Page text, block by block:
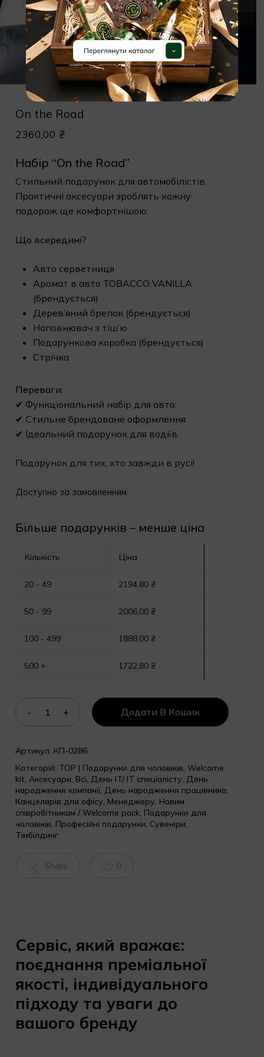
On the Road
2360,00 ₴
Набір “On the Road”
Стильний подарунок для автомобілістів.
Практичні аксесуари зроблять кожну
подорож ще комфортнішою.
Що всередині?
Авто серветниця
Аромат в авто TOBACCO VANILLA
(брендується)
Дерев’яний брелок (брендується)
Наповнювач з тіш’ю
Подарункова коробка (брендується)
Стрічка
Переваги:
✔ Функціональний набір для авто.
✔ Стильне брендоване оформлення.
✔ Ідеальний подарунок для водіїв.
Подарунок для тих, хто завжди в русі!
Доступно за замовленням
Більше подарунків – менше ціна
Кількість
20 - 49
50 - 99
100 - 499
500 +
Ціна
2194,80 ₴
2006,00 ₴
1888,00 ₴
1722,80 ₴
Додати В Кошик
Артикул: КП-0286
Категорій: TOP | Подарунки для чоловіків, Welcome
kit, Аксесуари, Всі, День IT/ IT спеціалісту, День
народження компанії, День народження працівника,
Канцелярія для офісу, Менеджеру, Новим
співробітникам / Welcome pack, Подарунки для
чоловіків, Професійні подарунки, Сувеніри,
Тімбілдинг
Share 0
Сервіс, який вражає:
поєднання преміальної
якості, індивідуального
підходу та уваги до
вашого бренду